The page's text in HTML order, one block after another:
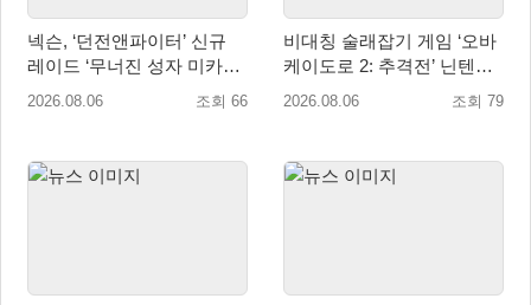
넥슨, ‘던전앤파이터’ 신규
레이드 ‘무너진 성자 미카엘
라’ 업데이트!
2026.08.06 조회 66
비대칭 술래잡기 게임 ‘오바
케이도로 2: 추격전’ 닌텐도
eShop 출시
2026.08.06 조회 79